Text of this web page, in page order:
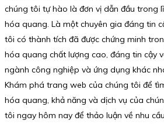
chúng tôi tự hào là đơn vị dẫn đầu trong
hóa quang. Là một chuyên gia đáng tin
tôi có thành tích đã được chứng minh
hóa quang chất lượng cao, đáng tin cậy
ngành công nghiệp và ứng dụng khác
Khám phá trang web của chúng tôi để
hóa quang, khả năng và dịch vụ của
tôi ngay hôm nay để thảo luận về nhu